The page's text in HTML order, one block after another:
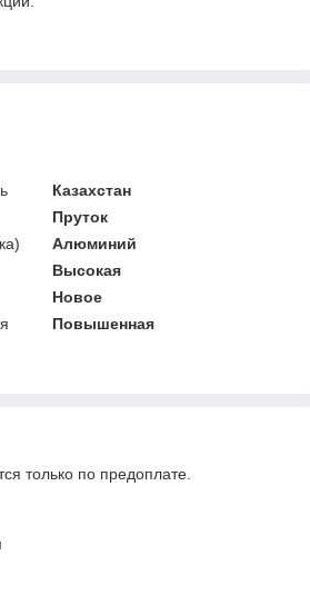
Казахстан
Пруток
Алюминий
Высокая
Новое
Повышенная
только по предоплате.